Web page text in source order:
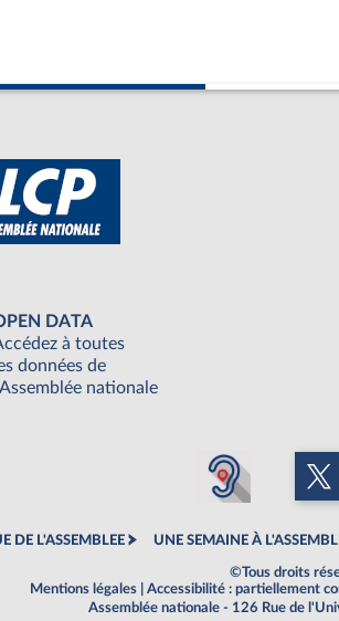
DATA
à toutes
données de
nationale
DE L'ASSEMBLEE UNE SEMAINE À
©Tous droits
Mentions légales
Accessibilité : partiellement
Assemblée nationale - 126 Rue de